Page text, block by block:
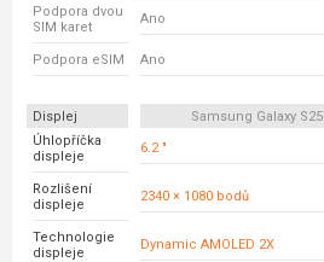
Podpora dvou
SIM karet
Ano
Podpora eSIM Ano
Displej Samsung Galaxy S25
Úhlopříčka
displeje
6.2 "
Rozlišení
displeje
2340 × 1080 bodů
Technologie
displeje
Dynamic AMOLED 2X